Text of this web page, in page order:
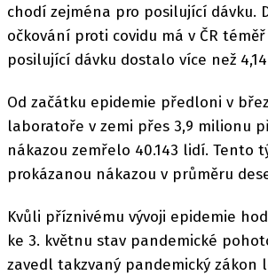
chodí zejména pro posilující dávku.
očkování proti covidu má v ČR
posilující dávku dostalo více než
Od začátku epidemie předloni v
laboratoře v zemi přes 3,9 milionu
nákazou zemřelo 40.143 lidí. Tento
prokázanou nákazou v průměru
Kvůli příznivému vývoji epidemie
ke 3. květnu stav pandemické
zavedl takzvaný pandemický zákon